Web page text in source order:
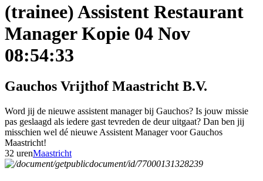
(trainee) Assistent Restaurant
Manager Kopie 04 Nov
08:54:33
Gauchos Vrijthof Maastricht B.V.
Word jij de nieuwe assistent manager bij Gauchos? Is jouw missie
pas geslaagd als iedere gast tevreden de deur uitgaat? Dan ben jij
misschien wel dé nieuwe Assistent Manager voor Gauchos
Maastricht!
32 urenMaastricht